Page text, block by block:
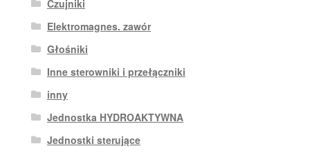
Czujniki
Elektromagnes. zawór
Głośniki
Inne sterowniki i przełączniki
inny
Jednostka HYDROAKTYWNA
Jednostki sterujące